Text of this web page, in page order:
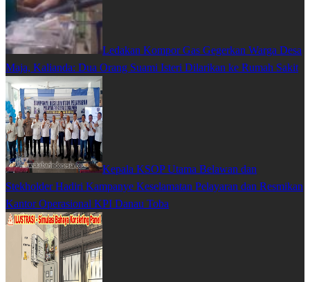
Ledakan Kompor Gas Gegerkan Warga Desa
Maja, Kalianda: Dua Orang Suami Isteri Dilarikan ke Rumah Sakit
Kepala KSOP Utama Belawan dan
Stekholder Hadiri Kampanye Keselamatan Pelayaran dan Resmikan
Kantor Operasional KPI Danau Toba